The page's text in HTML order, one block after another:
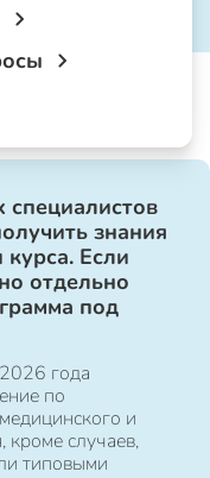
знания
Если
отдельно
под
года
по
и
кроме случаев,
типовыми